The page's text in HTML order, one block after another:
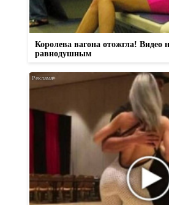
Королева вагона отожгла! Видео
равнодушным